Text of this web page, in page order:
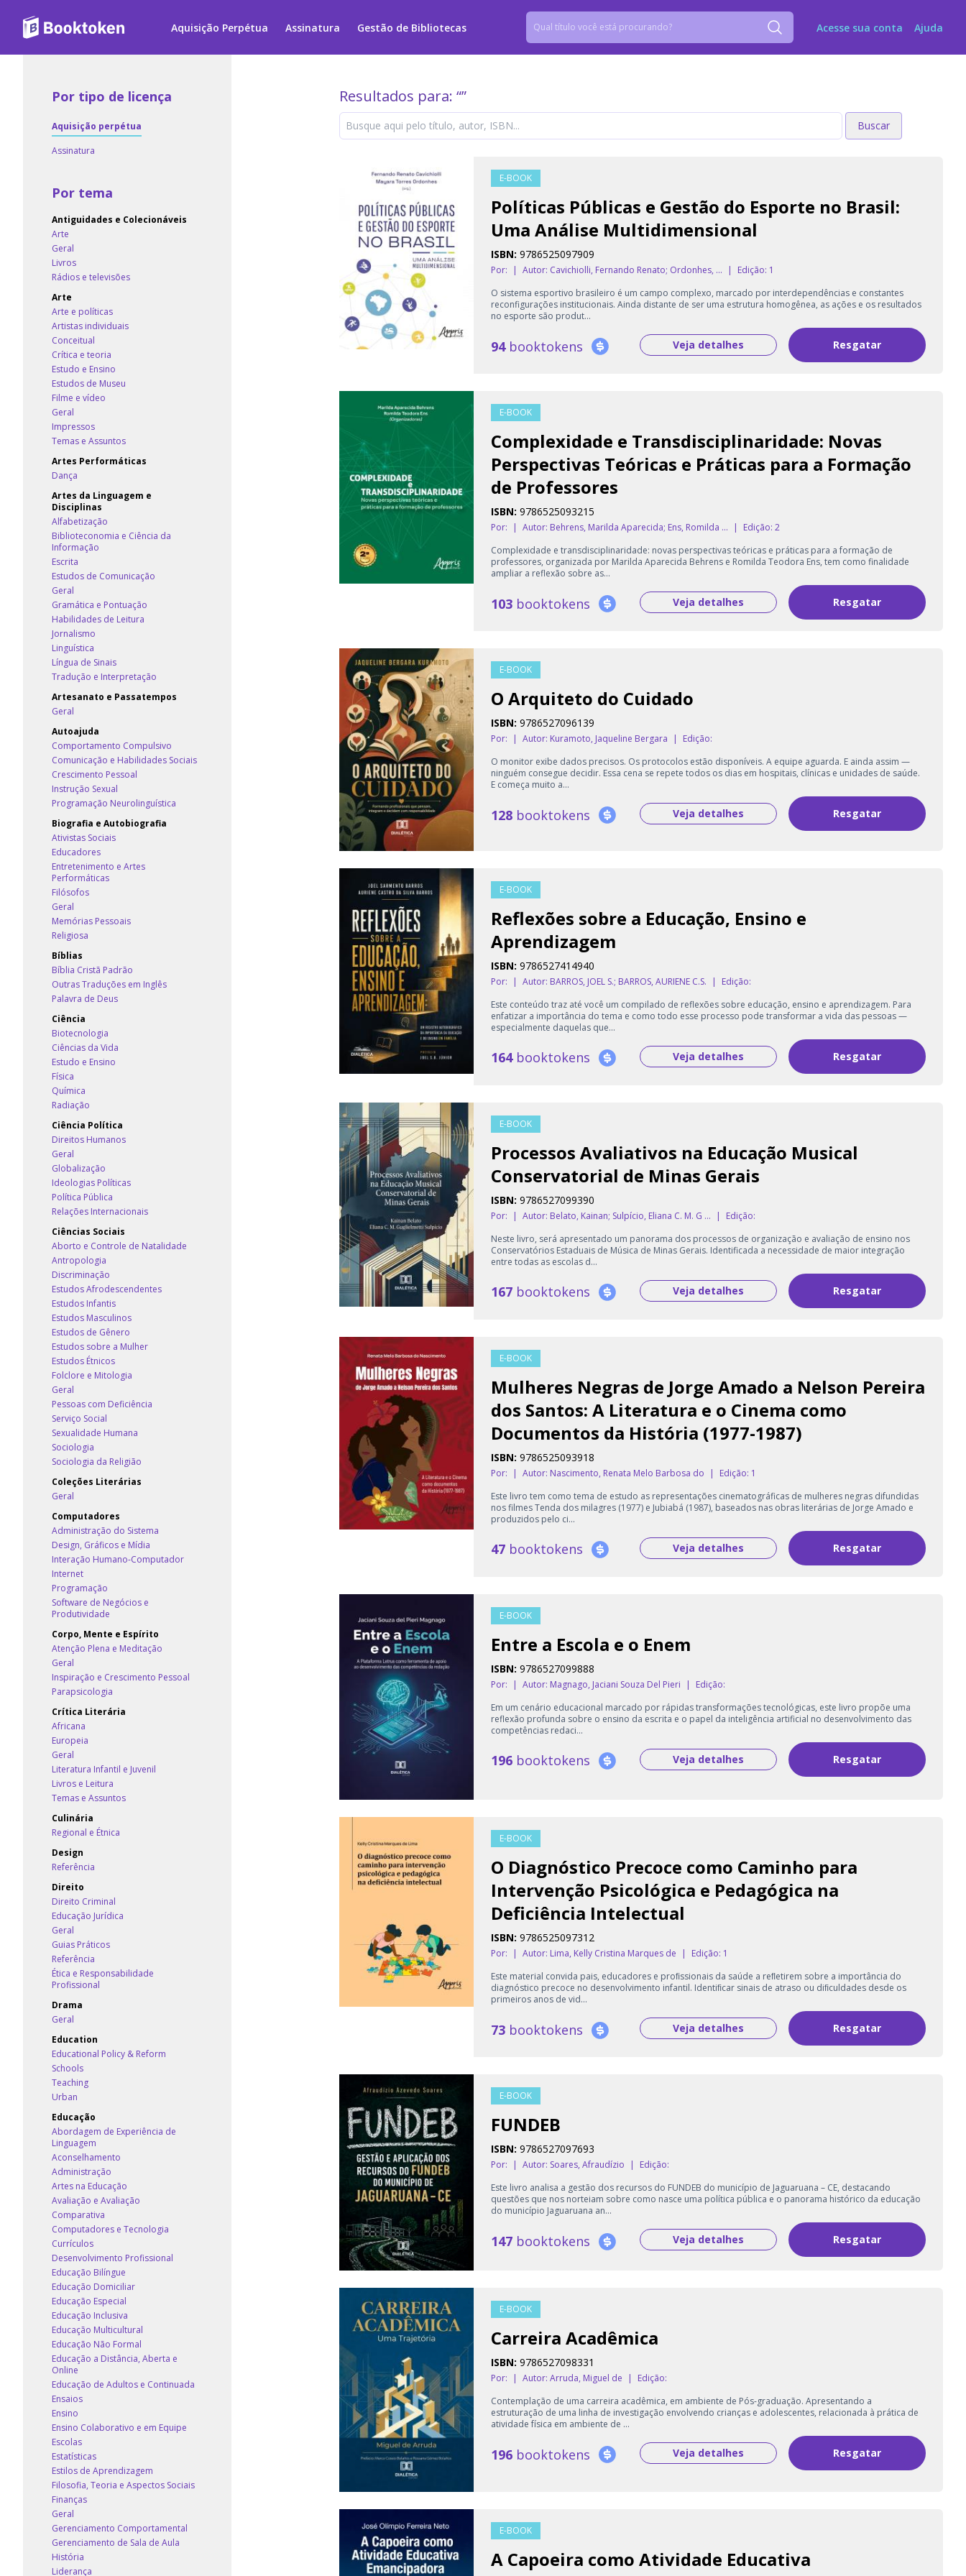
Aquisição Perpétua Assinatura Gestão de Bibliotecas Buscar Acesse sua conta Ajuda
Por tipo de licença
Aquisição perpétua
Assinatura
Por tema
Antiguidades e Colecionáveis
Arte
Geral
Livros
Rádios e televisões
Arte
Arte e políticas
Artistas individuais
Conceitual
Crítica e teoria
Estudo e Ensino
Estudos de Museu
Filme e vídeo
Geral
Impressos
Temas e Assuntos
Artes Performáticas
Dança
Artes da Linguagem e
Disciplinas
Alfabetização
Biblioteconomia e Ciência da
Informação
Escrita
Estudos de Comunicação
Geral
Gramática e Pontuação
Habilidades de Leitura
Jornalismo
Linguística
Língua de Sinais
Tradução e Interpretação
Artesanato e Passatempos
Geral
Autoajuda
Comportamento Compulsivo
Comunicação e Habilidades Sociais
Crescimento Pessoal
Instrução Sexual
Programação Neurolinguística
Biografia e Autobiografia
Ativistas Sociais
Educadores
Entretenimento e Artes
Performáticas
Filósofos
Geral
Memórias Pessoais
Religiosa
Bíblias
Bíblia Cristã Padrão
Outras Traduções em Inglês
Palavra de Deus
Ciência
Biotecnologia
Ciências da Vida
Estudo e Ensino
Física
Química
Radiação
Ciência Política
Direitos Humanos
Geral
Globalização
Ideologias Políticas
Política Pública
Relações Internacionais
Ciências Sociais
Aborto e Controle de Natalidade
Antropologia
Discriminação
Estudos Afrodescendentes
Estudos Infantis
Estudos Masculinos
Estudos de Gênero
Estudos sobre a Mulher
Estudos Étnicos
Folclore e Mitologia
Geral
Pessoas com Deficiência
Serviço Social
Sexualidade Humana
Sociologia
Sociologia da Religião
Coleções Literárias
Geral
Computadores
Administração do Sistema
Design, Gráficos e Mídia
Interação Humano-Computador
Internet
Programação
Software de Negócios e
Produtividade
Corpo, Mente e Espírito
Atenção Plena e Meditação
Geral
Inspiração e Crescimento Pessoal
Parapsicologia
Crítica Literária
Africana
Europeia
Geral
Literatura Infantil e Juvenil
Livros e Leitura
Temas e Assuntos
Culinária
Regional e Étnica
Design
Referência
Direito
Direito Criminal
Educação Jurídica
Geral
Guias Práticos
Referência
Ética e Responsabilidade
Profissional
Drama
Geral
Education
Educational Policy & Reform
Schools
Teaching
Urban
Educação
Abordagem de Experiência de
Linguagem
Aconselhamento
Administração
Artes na Educação
Avaliação e Avaliação
Comparativa
Computadores e Tecnologia
Currículos
Desenvolvimento Profissional
Educação Bilíngue
Educação Domiciliar
Educação Especial
Educação Inclusiva
Educação Multicultural
Educação Não Formal
Educação a Distância, Aberta e
Online
Educação de Adultos e Continuada
Ensaios
Ensino
Ensino Colaborativo e em Equipe
Escolas
Estatísticas
Estilos de Aprendizagem
Filosofia, Teoria e Aspectos Sociais
Finanças
Geral
Gerenciamento Comportamental
Gerenciamento de Sala de Aula
História
Liderança
Resultados para: “”
Buscar
E-BOOK
Políticas Públicas e Gestão do Esporte no Brasil:
Uma Análise Multidimensional
ISBN: 9786525097909
Por: | Autor: Cavichiolli, Fernando Renato; Ordonhes, ... |
Edição: 1
O sistema esportivo brasileiro é um campo complexo, marcado por interdependências e constantes
reconfigurações institucionais. Ainda distante de ser uma estrutura homogênea, as ações e os resultados
no esporte são produt...
94 booktokens Veja detalhes Resgatar
E-BOOK
Complexidade e Transdisciplinaridade: Novas
Perspectivas Teóricas e Práticas para a Formação
de Professores
ISBN: 9786525093215
Por: | Autor: Behrens, Marilda Aparecida; Ens, Romilda ... |
Edição: 2
Complexidade e transdisciplinaridade: novas perspectivas teóricas e práticas para a formação de
professores, organizada por Marilda Aparecida Behrens e Romilda Teodora Ens, tem como finalidade
ampliar a reflexão sobre as...
103 booktokens Veja detalhes Resgatar
E-BOOK
O Arquiteto do Cuidado
ISBN: 9786527096139
Por: | Autor: Kuramoto, Jaqueline Bergara |
Edição:
O monitor exibe dados precisos. Os protocolos estão disponíveis. A equipe aguarda. E ainda assim —
ninguém consegue decidir. Essa cena se repete todos os dias em hospitais, clínicas e unidades de saúde.
E começa muito a...
128 booktokens Veja detalhes Resgatar
E-BOOK
Reflexões sobre a Educação, Ensino e
Aprendizagem
ISBN: 9786527414940
Por: | Autor: BARROS, JOEL S.; BARROS, AURIENE C.S. |
Edição:
Este conteúdo traz até você um compilado de reflexões sobre educação, ensino e aprendizagem. Para
enfatizar a importância do tema e como todo esse processo pode transformar a vida das pessoas —
especialmente daquelas que...
164 booktokens Veja detalhes Resgatar
E-BOOK
Processos Avaliativos na Educação Musical
Conservatorial de Minas Gerais
ISBN: 9786527099390
Por: | Autor: Belato, Kainan; Sulpício, Eliana C. M. G ... |
Edição:
Neste livro, será apresentado um panorama dos processos de organização e avaliação de ensino nos
Conservatórios Estaduais de Música de Minas Gerais. Identificada a necessidade de maior integração
entre todas as escolas d...
167 booktokens Veja detalhes Resgatar
E-BOOK
Mulheres Negras de Jorge Amado a Nelson Pereira
dos Santos: A Literatura e o Cinema como
Documentos da História (1977-1987)
ISBN: 9786525093918
Por: | Autor: Nascimento, Renata Melo Barbosa do |
Edição: 1
Este livro tem como tema de estudo as representações cinematográficas de mulheres negras difundidas
nos filmes Tenda dos milagres (1977) e Jubiabá (1987), baseados nas obras literárias de Jorge Amado e
produzidos pelo ci...
47 booktokens Veja detalhes Resgatar
E-BOOK
Entre a Escola e o Enem
ISBN: 9786527099888
Por: | Autor: Magnago, Jaciani Souza Del Pieri |
Edição:
Em um cenário educacional marcado por rápidas transformações tecnológicas, este livro propõe uma
reflexão profunda sobre o ensino da escrita e o papel da inteligência artificial no desenvolvimento das
competências redaci...
196 booktokens Veja detalhes Resgatar
E-BOOK
O Diagnóstico Precoce como Caminho para
Intervenção Psicológica e Pedagógica na
Deficiência Intelectual
ISBN: 9786525097312
Por: | Autor: Lima, Kelly Cristina Marques de |
Edição: 1
Este material convida pais, educadores e proﬁssionais da saúde a reﬂetirem sobre a importância do
diagnóstico precoce no desenvolvimento infantil. Identiﬁcar sinais de atraso ou diﬁculdades desde os
primeiros anos de vid...
73 booktokens Veja detalhes Resgatar
E-BOOK
FUNDEB
ISBN: 9786527097693
Por: | Autor: Soares, Afraudízio |
Edição:
Este livro analisa a gestão dos recursos do FUNDEB do município de Jaguaruana – CE, destacando
questões que nos norteiam sobre como nasce uma política pública e o panorama histórico da educação
do município Jaguaruana an...
147 booktokens Veja detalhes Resgatar
E-BOOK
Carreira Acadêmica
ISBN: 9786527098331
Por: | Autor: Arruda, Miguel de |
Edição:
Contemplação de uma carreira acadêmica, em ambiente de Pós-graduação. Apresentando a
estruturação de uma linha de investigação envolvendo crianças e adolescentes, relacionada à prática de
atividade física em ambiente de ...
196 booktokens Veja detalhes Resgatar
E-BOOK
A Capoeira como Atividade Educativa